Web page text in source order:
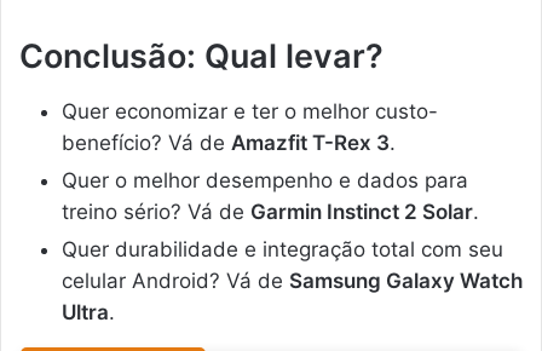
Conclusão: Qual levar?
Quer economizar e ter o melhor custo-
benefício? Vá de Amazfit T-Rex 3.
Quer o melhor desempenho e dados para
treino sério? Vá de Garmin Instinct 2 Solar.
Quer durabilidade e integração total com seu
celular Android? Vá de Samsung Galaxy Watch
Ultra.